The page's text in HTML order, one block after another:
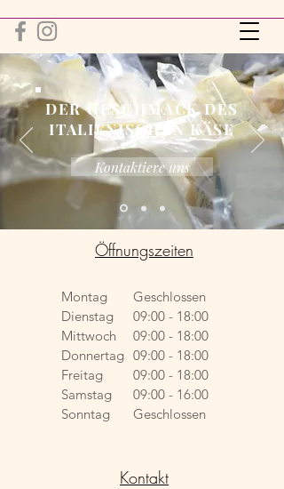
DER GESCHMACK DES
ITALIENISCHEN KÄSE
Kontaktiere uns
Öffnungszeiten
Montag
Dienstag
Mittwoch
Donnertag
Freitag
Samstag
Sonntag
Geschlossen
09:00 - 18:00
09:00 - 18:00
09:00 - 18:00
09:00 - 18:00
09:00 - 16:00
Geschlossen
Kontakt